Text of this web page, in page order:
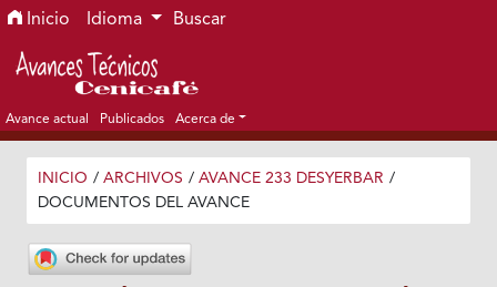
Ir al menú de navegación principal
Ir al contenido principal
Ir al pie de página del sitio
Inicio Idioma Buscar
Avance actual Publicados Acerca de
INICIO / ARCHIVOS / AVANCE 233 DESYERBAR /
DOCUMENTOS DEL AVANCE